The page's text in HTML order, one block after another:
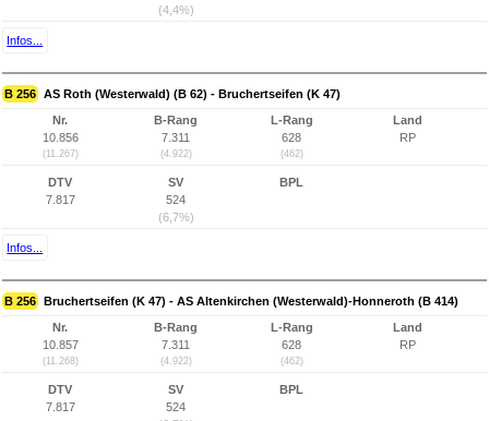
(4,4%)
Infos...
B 256 AS Roth (Westerwald) (B 62) - Bruchertseifen (K 47)
Nr.
10.856
(11.267)
B-Rang
7.311
(4.922)
L-Rang
628
(462)
Land
RP
DTV
7.817
SV
524
(6,7%)
BPL
Infos...
B 256 Bruchertseifen (K 47) - AS Altenkirchen (Westerwald)-Honneroth (B 414)
Nr.
10.857
(11.268)
B-Rang
7.311
(4.922)
L-Rang
628
(462)
Land
RP
DTV
7.817
SV
524
BPL